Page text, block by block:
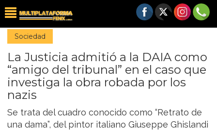
Sociedad
La Justicia admitió a la DAIA como
“amigo del tribunal” en el caso que
investiga la obra robada por los
nazis
Se trata del cuadro conocido como “Retrato de
una dama”, del pintor italiano Giuseppe Ghislandi